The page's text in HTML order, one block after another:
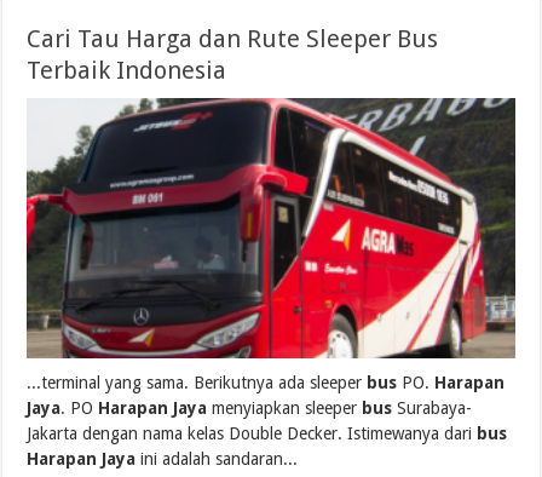
Cari Tau Harga dan Rute Sleeper Bus
Terbaik Indonesia
...terminal yang sama. Berikutnya ada sleeper bus PO. Harapan
Jaya. PO Harapan Jaya menyiapkan sleeper bus Surabaya-
Jakarta dengan nama kelas Double Decker. Istimewanya dari bus
Harapan Jaya ini adalah sandaran...